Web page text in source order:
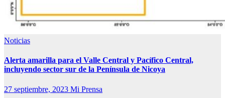
Noticias
Alerta amarilla para el Valle Central y Pacífico Central,
incluyendo sector sur de la Península de Nicoya
27 septiembre, 2023 Mi Prensa